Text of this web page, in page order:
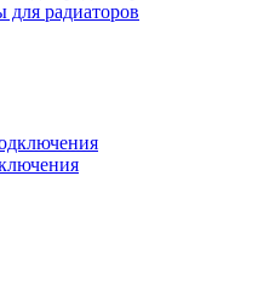
радиаторов